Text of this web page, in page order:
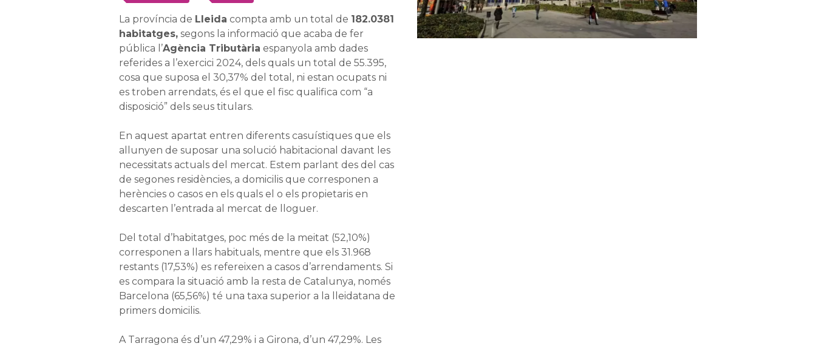
La província de Lleida compta amb un total de 182.0381
habitatges,segons la informació que acaba de fer
pública l’Agència Tributària espanyola amb dades
referides a l’exercici 2024, dels quals un total de 55.395,
cosa que suposa el 30,37% del total, ni estan ocupats ni
es troben arrendats, és el que el fisc qualifica com “a
disposició” dels seus titulars.
En aquest apartat entren diferents casuístiques que els
allunyen de suposar una solució habitacional davant les
necessitats actuals del mercat. Estem parlant des del cas
de segones residències, a domicilis que corresponen a
herències o casos en els quals el o els propietaris en
descarten l’entrada al mercat de lloguer.
Del total d’habitatges, poc més de la meitat (52,10%)
corresponen a llars habituals, mentre que els 31.968
restants (17,53%) es refereixen a casos d’arrendaments. Si
es compara la situació amb la resta de Catalunya, només
Barcelona (65,56%) té una taxa superior a la lleidatana de
primers domicilis.
A Tarragona és d’un 47,29% i a Girona, d’un 47,29%. Les